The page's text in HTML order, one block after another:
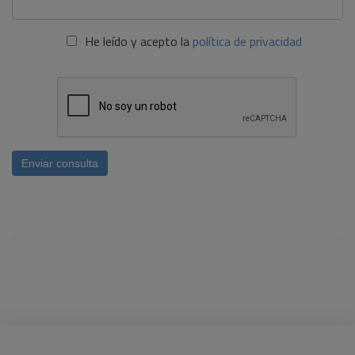
He leído y acepto la política de privacidad